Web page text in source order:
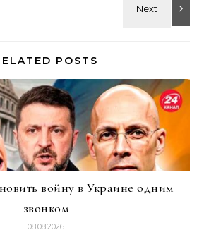
POSTS
войну в Украине одним
звонком
08.08.2026